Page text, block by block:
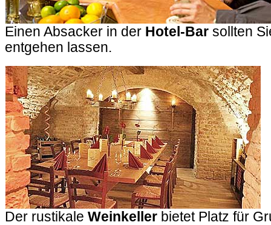
Einen Absacker in der Hotel-Bar sollten
entgehen lassen.
Der rustikale Weinkeller bietet Platz für